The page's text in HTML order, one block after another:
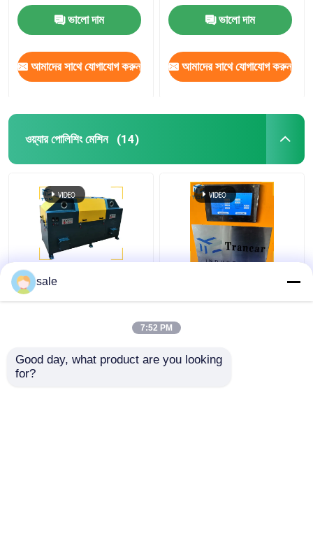
ভালো দাম
আমাদের সাথে যোগাযোগ করুন
ভালো দাম
আমাদের সাথে যোগাযোগ করুন
ওয়্যার পোলিশিং মেশিন (14)
ইস্পাত ধাতব তারের 2m/S
পলিশিং মেশিন রডস স্যান্ডিং
sale
7:52 PM
Good day, what product are you looking
for?